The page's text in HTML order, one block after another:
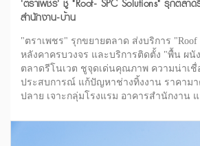
'ตราเพชร' ชู "Roof- SPC Solutions" รุกตลาดรี
สำนักงาน-บ้าน
"ตราเพชร" รุกขยายตลาด ส่งบริการ "Roof
หลังคาครบวงจร และบริการติดตั้ง "พื้น ผนั
ตลาดรีโนเวต ชูจุดเด่นคุณภาพ ความน่าเชื่
ประสบการณ์ แก้ปัญหาช่างทิ้งงาน ราคาม
ปลาย เจาะกลุ่มโรงแรม อาคารสำนักงาน